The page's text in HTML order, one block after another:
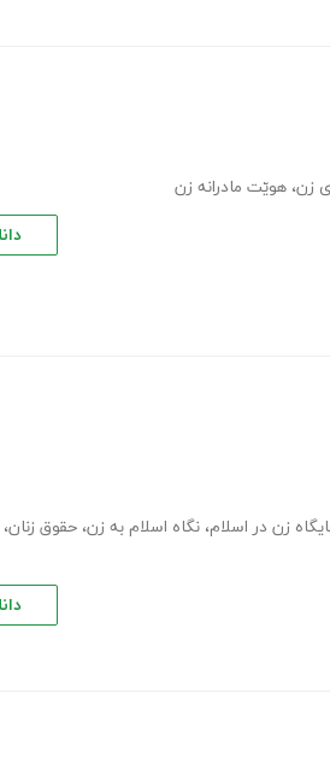
زن، ھویّت مادرانه زن
زن در اسلام، نگاه اسلام به زن، حقوق زنان،